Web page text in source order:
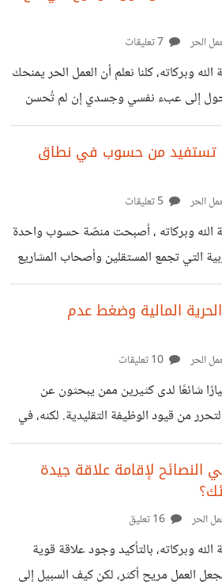
الإصلاح الحقيقي لا يعني العودة إلى ما كان، بل
من جذورها، علاقة قائمة على أرضية
الخطوة الأولى: الاعتراف بأن
الحر
وبركاته، كلنا نعلم أن العمل الحر يمنحك
إلى عبء نفسي وجسدي إن لم تُحسن
لا يعني العمل بلا توقف، بل يعني التقدّم
معنى التطوّر بالنسبة لك ليس كل تعلّم
مسارك المهني مباشرة. التركيز على هدف
استنزاف الطاقة. تعلّم بذكاء لا بكثرة
من عشر محفوظ. طبّق ما تتعلمه فورًا
قيمة حقيقية. نظّم
تستفيد من حسوب في نطاق
الحر
الله وبركاته ، أصبحت منصّة حسوب واحدة
التي تجمع المستقلين وأصحاب المشاريع
المستقل فرصًا حقيقية لبناء مساره المهني
تقتصر الاستفادة منها على الحصول
لتشمل التطوير، والتعلّم، وبناء السمعة
إلى فرص عمل موثوقة توفر منصّات
مشاريع حقيقية من عملاء
الاحتيال ويمنح المستقل بيئة أكثر
المالية وضغط عدم
الحر
شائعًا لدى كثيرين ممن يبحثون عن
من قيود الوظيفة التقليدية. لكنه، في
جوهرية حول مدى قدرته على
وتحمل مسؤوليات الحياة. الحرية المالية
الحر حيث يمنح العمل الحر صاحبه
وتحديد أوقات العمل، كما يتيح
دون سقف ثابت. ومع اكتساب الخبرة وبناء
يتحول إلى مصدر دخل يفوق الوظائف
لإقامة علاقة جيدة
الحر
وبركاته، بالتأكيد وجود علاقة قوية
العمل مريح أكثر، لكن كيف السبيل إلى